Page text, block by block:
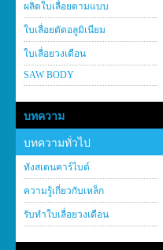
ผลิตใบเลื่อยตามแบบ
ใบเลื่อยตัดอลูมิเนียม
ใบเลื่อยวงเดือน
SAW BODY
บทความ
บทความทั่วไป
ทังสเตนคาร์ไบด์
ความรู้เกี่ยวกับเหล็ก
รับทำใบเลื่อยวงเดือน